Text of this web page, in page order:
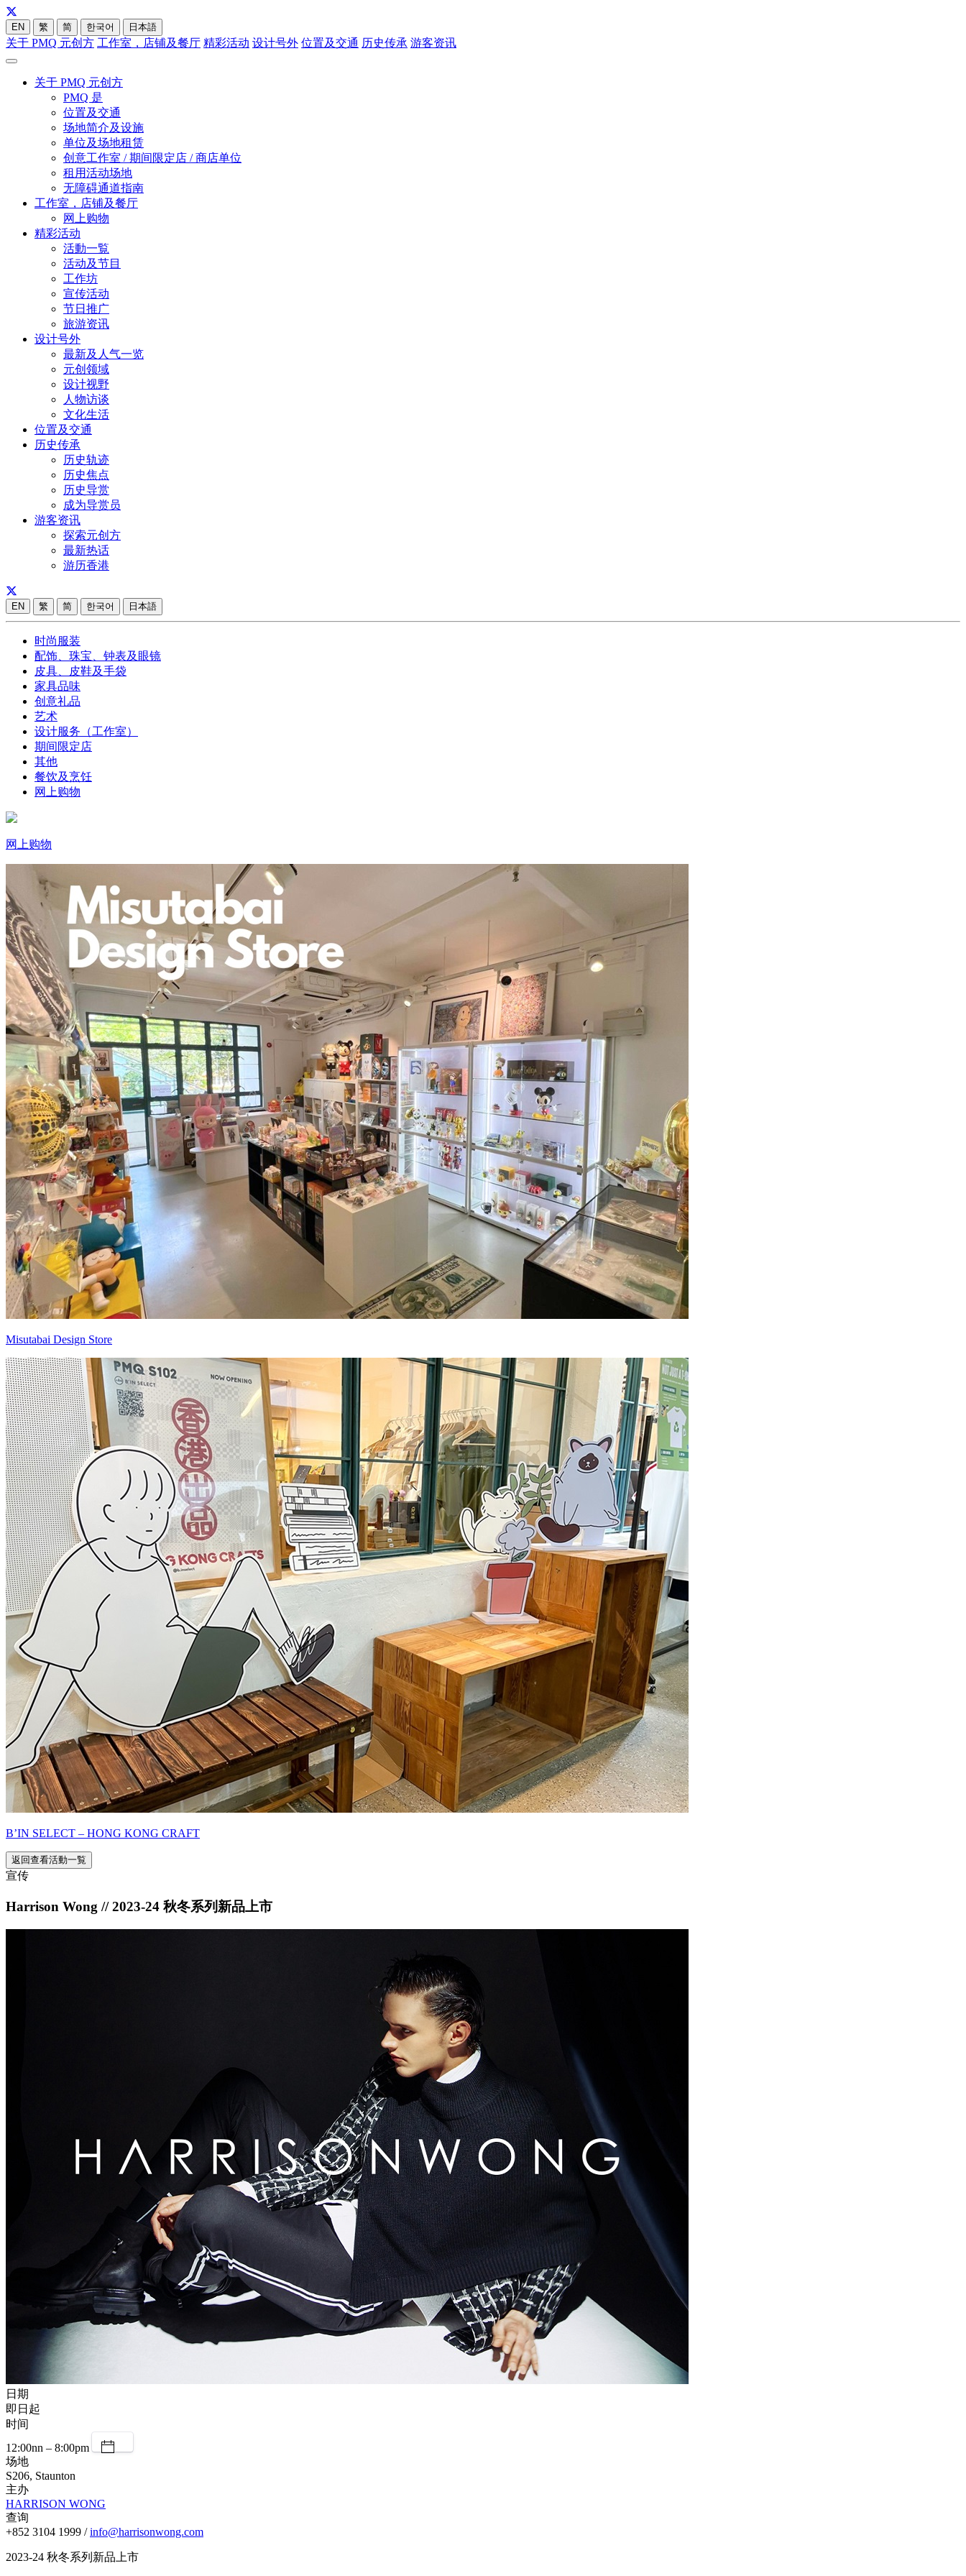
EN 繁 简 한국어 日本語
关于 PMQ 元创方 工作室，店铺及餐厅 精彩活动 设计号外 位置及交通 历史传承 游客资讯
关于 PMQ 元创方
PMQ 是
位置及交通
场地简介及设施
单位及场地租赁
创意工作室 / 期间限定店 / 商店单位
租用活动场地
无障碍通道指南
工作室，店铺及餐厅
网上购物
精彩活动
活動一覧
活动及节目
工作坊
宣传活动
节日推广
旅游资讯
设计号外
最新及人气一览
元创领域
设计视野
人物访谈
文化生活
位置及交通
历史传承
历史轨迹
历史焦点
历史导赏
成为导赏员
游客资讯
探索元创方
最新热话
游历香港
EN 繁 简 한국어 日本語
时尚服装
配饰、珠宝、钟表及眼镜
皮具、皮鞋及手袋
家具品味
创意礼品
艺术
设计服务（工作室）
期间限定店
其他
餐饮及烹饪
网上购物
网上购物
Misutabai Design Store
B’IN SELECT – HONG KONG CRAFT
返回查看活動一覧
宣传
Harrison Wong // 2023-24 秋冬系列新品上市
日期
即日起
时间
12:00nn – 8:00pm
场地
S206, Staunton
主办
HARRISON WONG
查询
+852 3104 1999 /info@harrisonwong.com
2023-24 秋冬系列新品上市